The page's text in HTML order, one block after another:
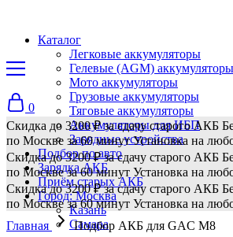
Каталог
Легковые аккумуляторы
Гелевые (AGM) аккумуляторы
Мото аккумуляторы
Грузовые аккумуляторы
Тяговые аккумуляторы
Аккумуляторы для ИБП
Зарядные устройства
Подбор по авто
Зарядка АКБ
Приём старых АКБ
Город: Москва
Казань
Самара
0
Скидка до 3200 ₽ за сдачу старого АКБ
по Москве за 60 минут Установка на
Скидка до 3200 ₽ за сдачу старого АКБ
по Москве за 60 минут Установка на
Скидка до 3200 ₽ за сдачу старого АКБ
по Москве за 60 минут Установка на
Главная
Подбор АКБ для GAC M8